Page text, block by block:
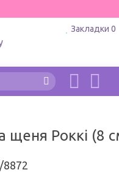
Закладки 0
щеня Роккі (8
8872